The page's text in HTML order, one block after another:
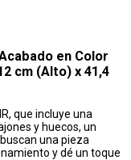
en Color
cm (Alto) x 41,4
que incluye una
y huecos, un
una pieza
y dé un toque